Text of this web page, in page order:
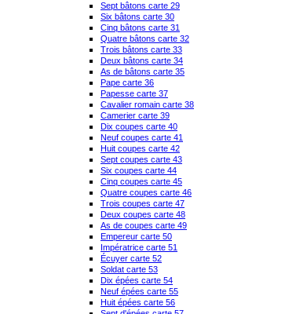
Sept bâtons carte 29
Six bâtons carte 30
Cinq bâtons carte 31
Quatre bâtons carte 32
Trois bâtons carte 33
Deux bâtons carte 34
As de bâtons carte 35
Pape carte 36
Papesse carte 37
Cavalier romain carte 38
Camerier carte 39
Dix coupes carte 40
Neuf coupes carte 41
Huit coupes carte 42
Sept coupes carte 43
Six coupes carte 44
Cinq coupes carte 45
Quatre coupes carte 46
Trois coupes carte 47
Deux coupes carte 48
As de coupes carte 49
Empereur carte 50
Impératrice carte 51
Écuyer carte 52
Soldat carte 53
Dix épées carte 54
Neuf épées carte 55
Huit épées carte 56